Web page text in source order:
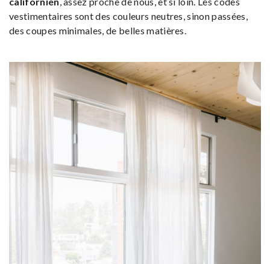
vestimentaires sont des couleurs neutres, sinon passées,
des coupes minimales, de belles matières.